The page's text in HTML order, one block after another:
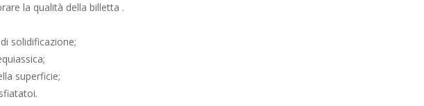
la qualità della billetta .
solidificazione;
superficie;